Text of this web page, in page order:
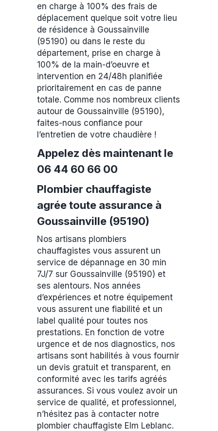
en charge à 100% des frais de
déplacement quelque soit votre lieu
de résidence à Goussainville
(95190) ou dans le reste du
département, prise en charge à
100% de la main-d’oeuvre et
intervention en 24/48h planifiée
prioritairement en cas de panne
totale. Comme nos nombreux clients
autour de Goussainville (95190),
faites-nous confiance pour
l’entretien de votre chaudière !
Appelez dès maintenant le
06 44 60 66 00
Plombier chauffagiste
agrée toute assurance à
Goussainville (95190)
Nos artisans plombiers
chauffagistes vous assurent un
service de dépannage en 30 min
7J/7 sur Goussainville (95190) et
ses alentours. Nos années
d’expériences et notre équipement
vous assurent une fiabilité et un
label qualité pour toutes nos
prestations. En fonction de votre
urgence et de nos diagnostics, nos
artisans sont habilités à vous fournir
un devis gratuit et transparent, en
conformité avec les tarifs agréés
assurances. Si vous voulez avoir un
service de qualité, et professionnel,
n’hésitez pas à contacter notre
plombier chauffagiste Elm Leblanc.